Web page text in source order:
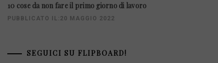
10 cose da non fare il primo giorno di lavoro
PUBBLICATO IL:20 MAGGIO 2022
SEGUICI SU FLIPBOARD!